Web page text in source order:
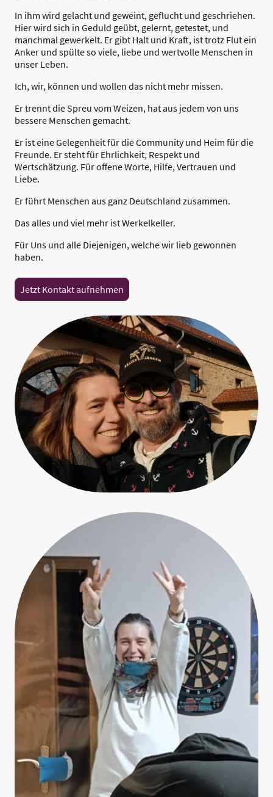
In ihm wird gelacht und geweint, geflucht und geschriehen.
Hier wird sich in Geduld geübt, gelernt, getestet, und
manchmal gewerkelt. Er gibt Halt und Kraft, ist trotz Flut ein
Anker und spülte so viele, liebe und wertvolle Menschen in
unser Leben.
Ich, wir, können und wollen das nicht mehr missen.
Er trennt die Spreu vom Weizen, hat aus jedem von uns
bessere Menschen gemacht.
Er ist eine Gelegenheit für die Community und Heim für die
Freunde. Er steht für Ehrlichkeit, Respekt und
Wertschätzung. Für offene Worte, Hilfe, Vertrauen und
Liebe.
Er führt Menschen aus ganz Deutschland zusammen.
Das alles und viel mehr ist Werkelkeller.
Für Uns und alle Diejenigen, welche wir lieb gewonnen
haben.
Jetzt Kontakt aufnehmen